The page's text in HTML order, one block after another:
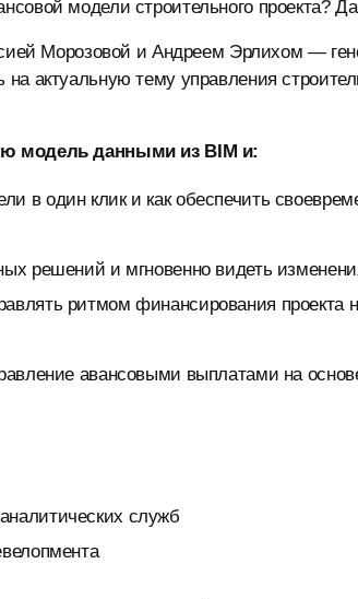
модели строительного проекта?
Морозовой и Андреем Эрлихом —
актуальную тему управления
модель данными из BIM и:
в один клик и как обеспечить
решений и мгновенно видеть
ритмом финансирования проекта
авансовыми выплатами на
служб